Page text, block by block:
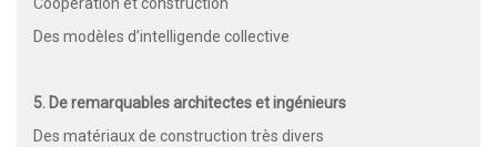
Des modèles d’intelligende collective
5. De remarquables architectes et ingénieurs
Des matériaux de construction très divers